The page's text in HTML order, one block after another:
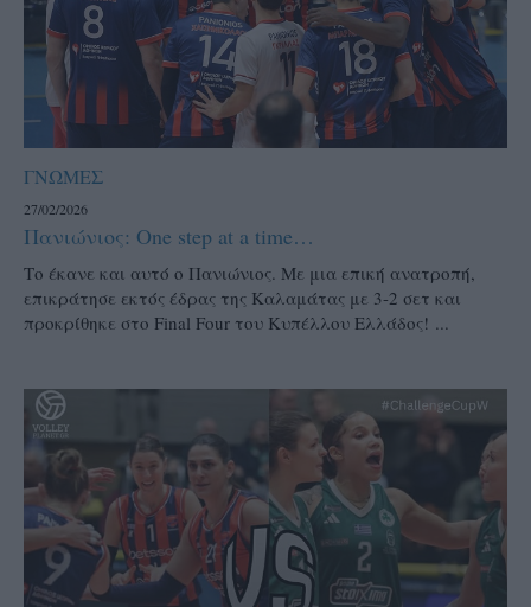
ΓΝΩΜΕΣ
27/02/2026
Πανιώνιος: One step at a time…
Το έκανε και αυτό ο Πανιώνιος. Με μια επική ανατροπή,
επικράτησε εκτός έδρας της Καλαμάτας με 3-2 σετ και
προκρίθηκε στο Final Four του Κυπέλλου Ελλάδος! ...